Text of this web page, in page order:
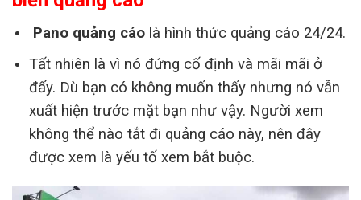
Pano quảng cáolà hình thức quảng cáo 24/24.
Tất nhiên là vì nó đứng cố định và mãi mãi ở
đấy. Dù bạn có không muốn thấy nhưng nó vẫn
xuất hiện trước mặt bạn như vậy. Người xem
không thể nào tắt đi quảng cáo này, nên đây
được xem là yếu tố xem bắt buộc.